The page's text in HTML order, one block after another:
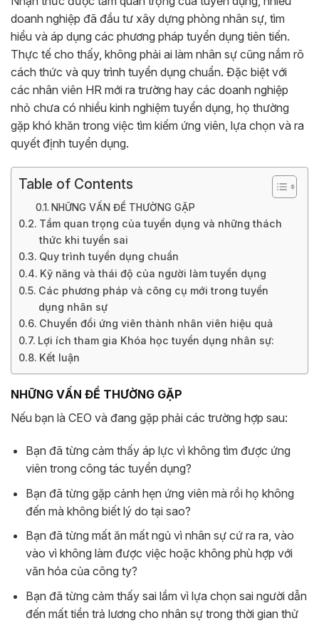
doanh nghiệp đã đầu tư xây dựng phòng nhân sự, tìm
hiểu và áp dụng các phương pháp tuyển dụng tiên tiến.
Thực tế cho thấy, không phải ai làm nhân sự cũng nắm rõ
cách thức và quy trình tuyển dụng chuẩn. Đặc biệt với
các nhân viên HR mới ra trường hay các doanh nghiệp
nhỏ chưa có nhiều kinh nghiệm tuyển dụng, họ thường
gặp khó khăn trong việc tìm kiếm ứng viên, lựa chọn và ra
quyết định tuyển dụng.
Table of Contents
NHỮNG VẤN ĐỀ THƯỜNG GẶP
Tầm quan trọng của tuyển dụng và những thách
thức khi tuyển sai
Quy trình tuyển dụng chuẩn
Kỹ năng và thái độ của người làm tuyển dụng
Các phương pháp và công cụ mới trong tuyển
dụng nhân sự
Chuyển đổi ứng viên thành nhân viên hiệu quả
Lợi ích tham gia Khóa học tuyển dụng nhân sự:
Kết luận
NHỮNG VẤN ĐỀ THƯỜNG GẶP
Nếu bạn là CEO và đang gặp phải các trường hợp sau:
Bạn đã từng cảm thấy áp lực vì không tìm được ứng
viên trong công tác tuyển dụng?
Bạn đã từng gặp cảnh hẹn ứng viên mà rồi họ không
đến mà không biết lý do tại sao?
Bạn đã từng mất ăn mất ngủ vì nhân sự cứ ra ra, vào
vào vì không làm được việc hoặc không phù hợp với
văn hóa của công ty?
Bạn đã từng cảm thấy sai lầm vì lựa chọn sai người dẫn
đến mất tiền trả lương cho nhân sự trong thời gian thử